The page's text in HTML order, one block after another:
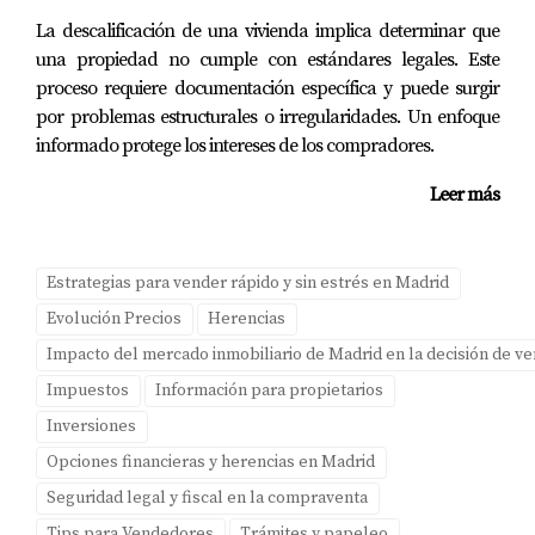
estratégicas y asegurarte de que tomas el camino
correcto hacia tus metas financieras. Te invitamos a
descargar nuestra Guía gratuita para propietarios en
Boadilla del Monte; esta herramienta te proporcionará
información valiosa y consejos prácticos sobre cómo
gestionar tus finanzas tras la venta de tu propiedad.
¿Qué debo considerar antes de reinvertir mi
dinero?
Es fundamental evaluar tus necesidades personales y
financieras actuales y futuras antes de tomar cualquier
decisión.
¿Es mejor comprar una nueva vivienda o
invertir en propiedades?
La descalificación de una vivienda implica determinar que
una propiedad no cumple con estándares legales. Este
proceso requiere documentación específica y puede surgir
por problemas estructurales o irregularidades. Un enfoque
informado protege los intereses de los compradores.
Leer más
Estrategias para vender rápido y sin estrés en Madrid
Evolución Precios
Herencias
Impacto del mercado inmobiliario de Madrid en la decisión de
Impuestos
Información para propietarios
Inversiones
Opciones financieras y herencias en Madrid
Seguridad legal y fiscal en la compraventa